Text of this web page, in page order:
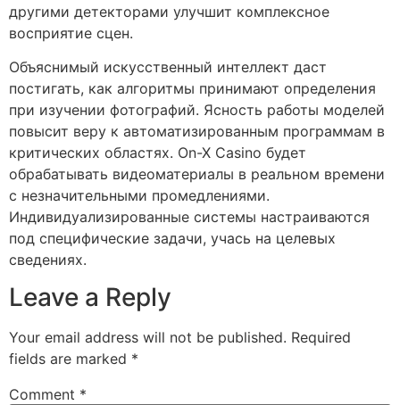
другими детекторами улучшит комплексное
восприятие сцен.
Объяснимый искусственный интеллект даст
постигать, как алгоритмы принимают определения
при изучении фотографий. Ясность работы моделей
повысит веру к автоматизированным программам в
критических областях. On-X Casino будет
обрабатывать видеоматериалы в реальном времени
с незначительными промедлениями.
Индивидуализированные системы настраиваются
под специфические задачи, учась на целевых
сведениях.
Leave a Reply
Your email address will not be published. Required
fields are marked *
Comment *